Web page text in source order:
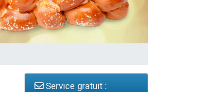
Service gratuit :